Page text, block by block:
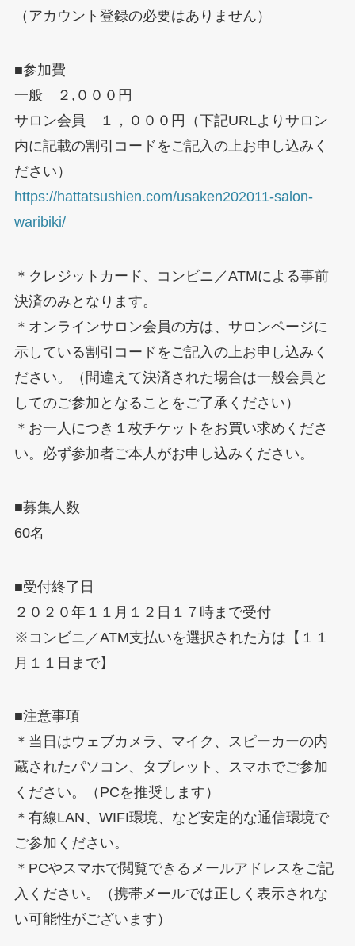
（アカウント登録の必要はありません）
■参加費
一般 ２,０００円
サロン会員 １，０００円（下記URLよりサロン
内に記載の割引コードをご記入の上お申し込みく
ださい）
https://hattatsushien.com/usaken202011-salon-
waribiki/
＊クレジットカード、コンビニ／ATMによる事前
決済のみとなります。
＊オンラインサロン会員の方は、サロンページに
示している割引コードをご記入の上お申し込みく
ださい。（間違えて決済された場合は一般会員と
してのご参加となることをご了承ください）
＊お一人につき１枚チケットをお買い求めくださ
い。必ず参加者ご本人がお申し込みください。
■募集人数
60名
■受付終了日
２０２０年１１月１２日１７時まで受付
※コンビニ／ATM支払いを選択された方は【１１
月１１日まで】
■注意事項
＊当日はウェブカメラ、マイク、スピーカーの内
蔵されたパソコン、タブレット、スマホでご参加
ください。（PCを推奨します）
＊有線LAN、WIFI環境、など安定的な通信環境で
ご参加ください。
＊PCやスマホで閲覧できるメールアドレスをご記
入ください。（携帯メールでは正しく表示されな
い可能性がございます）